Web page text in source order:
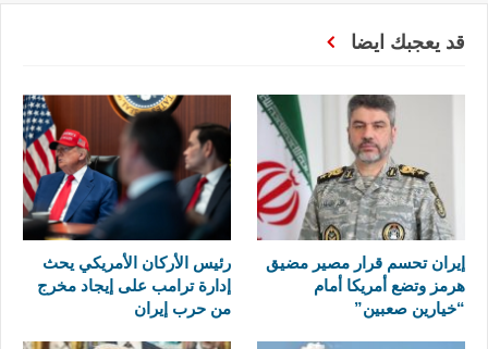
قد يعجبك ايضا
إيران تحسم قرار مصير مضيق
هرمز وتضع أمريكا أمام
“خيارين صعبين”
رئيس الأركان الأمريكي يحث
إدارة ترامب على إيجاد مخرج
من حرب إيران